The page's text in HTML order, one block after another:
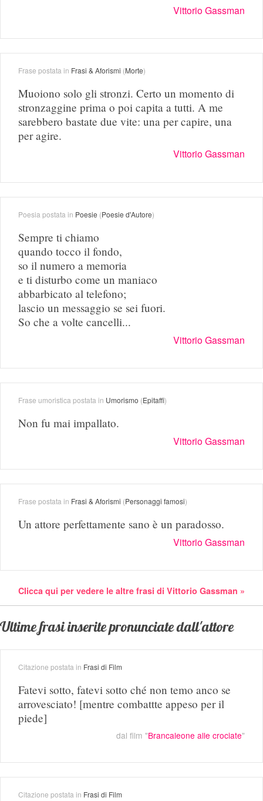
Vittorio Gassman
Frase postata in Frasi & Aforismi (Morte)
Muoiono solo gli stronzi. Certo un momento di
stronzaggine prima o poi capita a tutti. A me
sarebbero bastate due vite: una per capire, una
per agire.
Vittorio Gassman
Poesia postata in Poesie (Poesie d'Autore)
Sempre ti chiamo
quando tocco il fondo,
so il numero a memoria
e ti disturbo come un maniaco
abbarbicato al telefono;
lascio un messaggio se sei fuori.
So che a volte cancelli...
Vittorio Gassman
Frase umoristica postata in Umorismo (Epitaffi)
Non fu mai impallato.
Vittorio Gassman
Frase postata in Frasi & Aforismi (Personaggi famosi)
Un attore perfettamente sano è un paradosso.
Vittorio Gassman
Clicca qui per vedere le altre frasi di Vittorio Gassman »
Ultime frasi inserite pronunciate dall'attore
Citazione postata in Frasi di Film
Fatevi sotto, fatevi sotto ché non temo anco se
arrovesciato! [mentre combattte appeso per il
piede]
dal film "Brancaleone alle crociate"
Citazione postata in Frasi di Film